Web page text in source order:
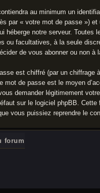
au minimum un
par « votre mot de passe »)
héberge notre serveur. Toutes
ou facultatives, à la seule
de vous abonner ou non
est chiffré (par un chiffrage
mot de passe est le moyen
demander légitimement
sur le logiciel phpBB.
vous puissiez reprendre le
forum